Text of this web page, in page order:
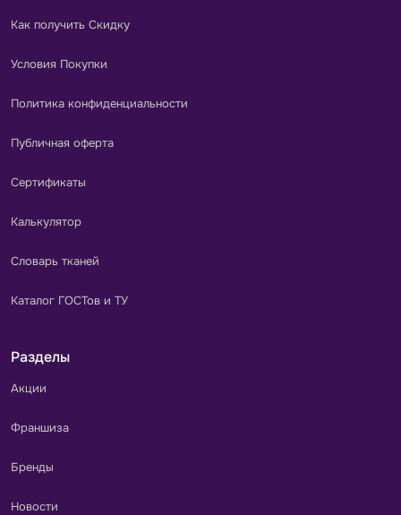
Как получить Скидку
Условия Покупки
Политика конфиденциальности
Публичная оферта
Сертификаты
Калькулятор
Словарь тканей
Каталог ГОСТов и ТУ
Разделы
Акции
Франшиза
Бренды
Новости